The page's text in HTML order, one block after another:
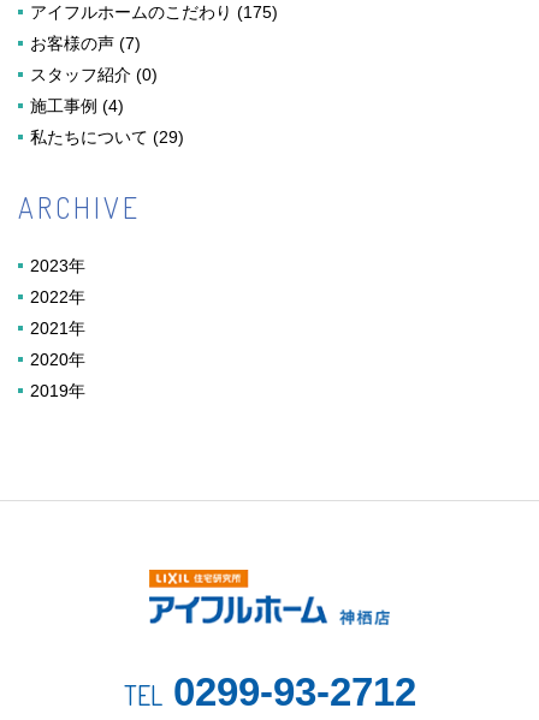
アイフルホームのこだわり (175)
お客様の声 (7)
スタッフ紹介 (0)
施工事例 (4)
私たちについて (29)
ARCHIVE
2023年
2022年
2021年
2020年
2019年
TEL0299-93-2712